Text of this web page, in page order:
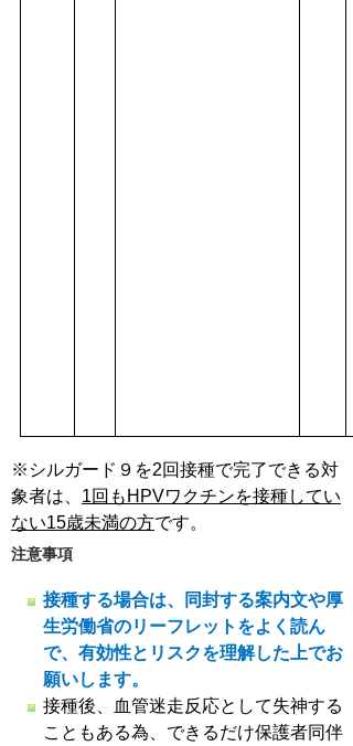
※シルガード９を2回接種で完了できる対
象者は、 1回もHPVワクチンを接種してい
ない15歳未満の方です。
注意事項
接種する場合は、同封する案内文や厚
生労働省のリーフレットをよく読ん
で、有効性とリスクを理解した上でお
願いします。
接種後、血管迷走反応として失神する
こともある為、できるだけ保護者同伴